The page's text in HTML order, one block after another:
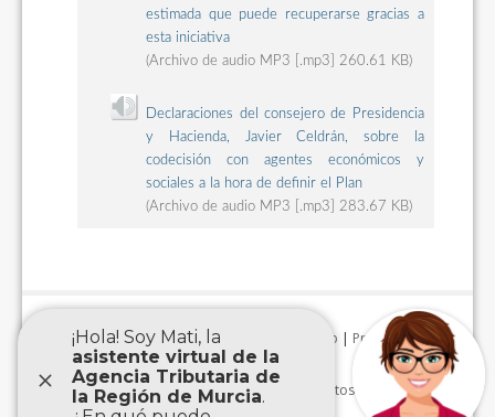
estimada que puede recuperarse gracias a
esta iniciativa
(Archivo de audio MP3 [.mp3] 260.61 KB)
Declaraciones del consejero de Presidencia
y Hacienda, Javier Celdrán, sobre la
codecisión con agentes económicos y
sociales a la hora de definir el Plan
(Archivo de audio MP3 [.mp3] 283.67 KB)
Aviso Legal |Accesibilidad Mapa Web | Protección de
datos personales|